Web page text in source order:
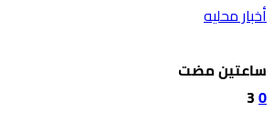
أخبار محليه
‫‫‫‏‫ساعتين مضت‬
0
3